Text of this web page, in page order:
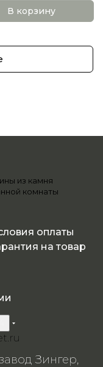
В корзину
из камня
комнаты
оплаты
на товар
Зингер,